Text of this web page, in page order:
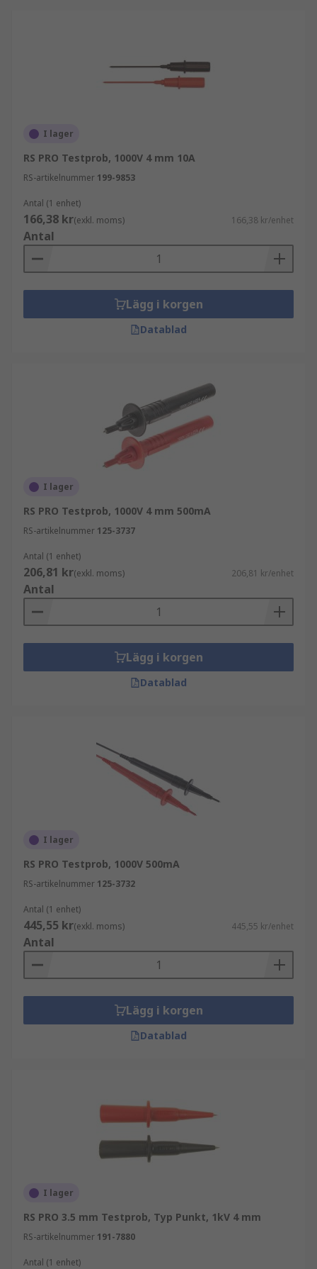
I lager
RS PRO Testprob, 1000V 4 mm 10A
RS-artikelnummer 199-9853
Antal (1 enhet)
166,38 kr(exkl. moms) 166,38 kr/enhet
Antal
Lägg i korgen
Datablad
I lager
RS PRO Testprob, 1000V 4 mm 500mA
RS-artikelnummer 125-3737
Antal (1 enhet)
206,81 kr(exkl. moms) 206,81 kr/enhet
Antal
Lägg i korgen
Datablad
I lager
RS PRO Testprob, 1000V 500mA
RS-artikelnummer 125-3732
Antal (1 enhet)
445,55 kr(exkl. moms) 445,55 kr/enhet
Antal
Lägg i korgen
Datablad
I lager
RS PRO 3.5 mm Testprob, Typ Punkt, 1kV 4 mm
RS-artikelnummer 191-7880
Antal (1 enhet)